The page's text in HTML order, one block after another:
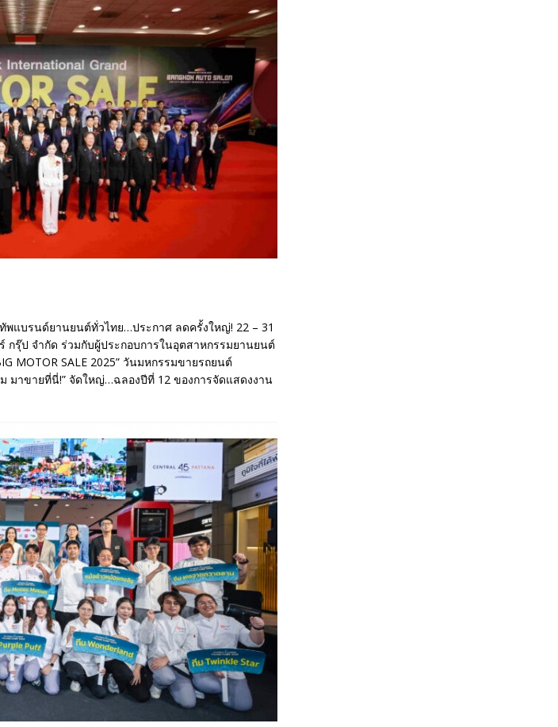
พแบรนด์ยานยนต์ทั่วไทย…ประกาศ ลดครั้งใหญ่! 22 – 31
รุ๊ป จำกัด ร่วมกับผู้ประกอบการในอุตสาหกรรมยานยนต์
MOTOR SALE 2025” วันมหกรรมขายรถยนต์
มาขายที่นี่!” จัดใหญ่…ฉลองปีที่ 12 ของการจัดแสดงงาน